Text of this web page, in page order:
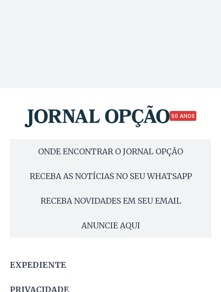
50 ANOS
ONDE ENCONTRAR O JORNAL OPÇÃO
RECEBA AS NOTÍCIAS NO SEU WHATSAPP
RECEBA NOVIDADES EM SEU EMAIL
ANUNCIE AQUI
EXPEDIENTE
PRIVACIDADE